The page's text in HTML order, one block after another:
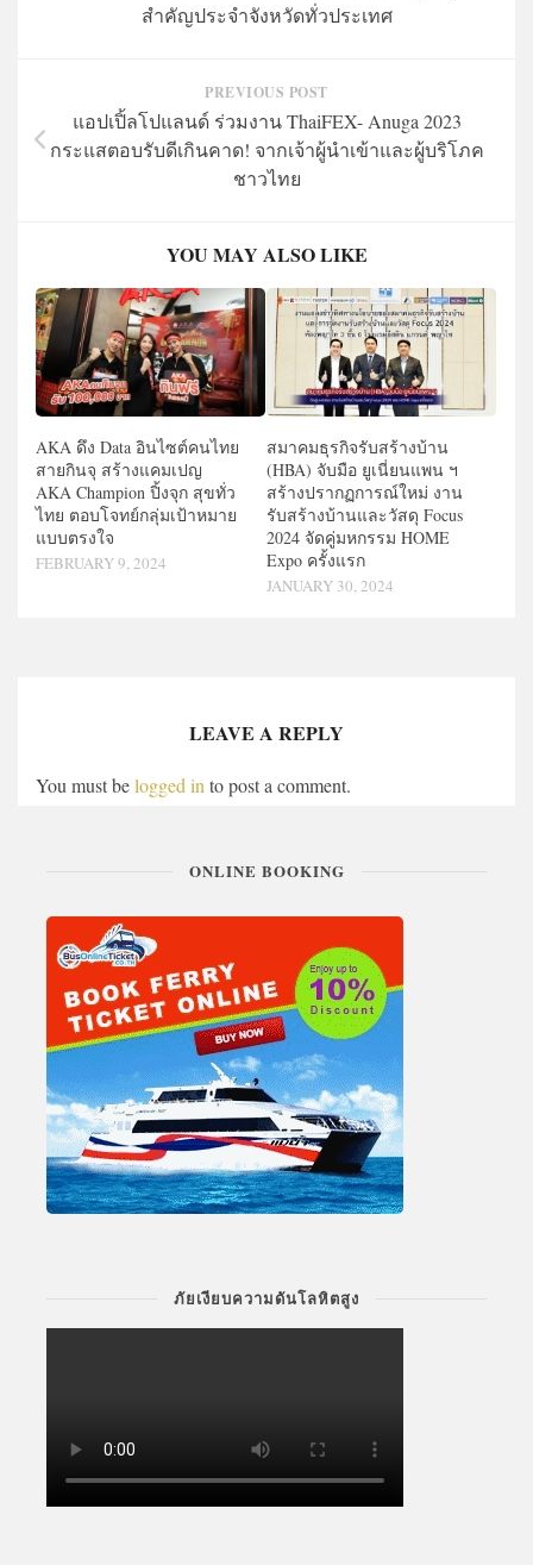
สำคัญประจำจังหวัดทั่วประเทศ
PREVIOUS POST
แอปเปิ้ลโปแลนด์ ร่วมงาน ThaiFEX- Anuga 2023
กระแสตอบรับดีเกินคาด! จากเจ้าผู้นำเข้าและผู้บริโภค
ชาวไทย
YOU MAY ALSO LIKE
AKA ดึง Data อินไซต์คนไทย
สายกินจุ สร้างแคมเปญ
AKA Champion ปิ้งจุก สุขทั่ว
ไทย ตอบโจทย์กลุ่มเป้าหมาย
แบบตรงใจ
FEBRUARY 9, 2024
สมาคมธุรกิจรับสร้างบ้าน
(HBA) จับมือ ยูเนี่ยนแพน ฯ
สร้างปรากฏการณ์ใหม่ งาน
รับสร้างบ้านและวัสดุ Focus
2024 จัดคู่มหกรรม HOME
Expo ครั้งแรก
JANUARY 30, 2024
LEAVE A REPLY
You must belogged in to post a comment.
ONLINE BOOKING
ภัยเงียบความดันโลหิตสูง